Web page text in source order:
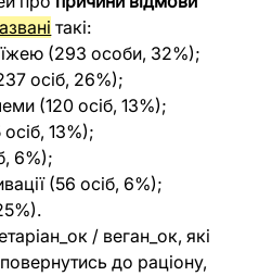
такі:
(293 особи, 32%);
осіб, 26%);
(120 осіб, 13%);
осіб, 13%);
6%);
(56 осіб, 6%);
/ веган_ок, які
до раціону,